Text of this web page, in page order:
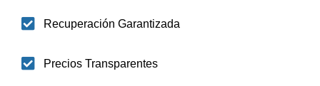
Recuperación Garantizada
Precios Transparentes